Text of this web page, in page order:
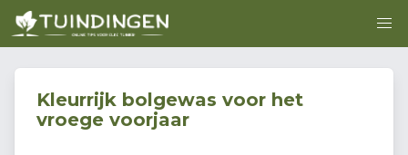
Kleurrijk bolgewas voor het
vroege voorjaar